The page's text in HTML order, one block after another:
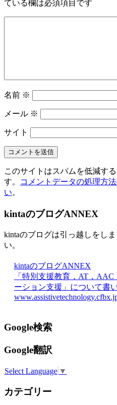
ている欄は必須項目です
名前 ※
メール ※
サイト
このサイトはスパムを低減す
す。
コメントデータの処理方
い。
kintaのブログANNEX
kintaのブログは引っ越しをし
い。
kintaのブログANNEX
「特別支援教育，AT，
ーション支援」について書
Google検索
Google翻訳
Select Language ▼
カテゴリー